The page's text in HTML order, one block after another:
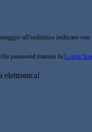
all'indirizzo indicato con
password tramite la Login
elettronica!